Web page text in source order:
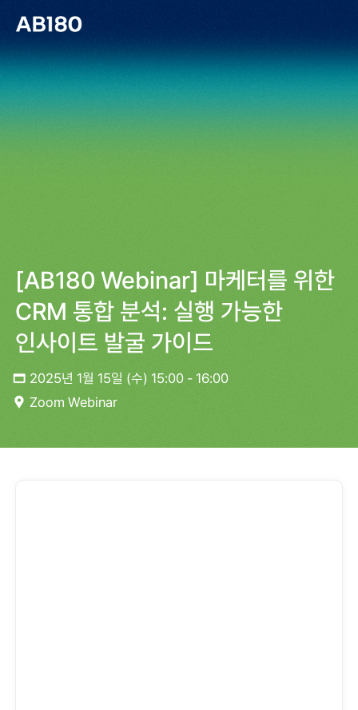
[AB180 Webinar] 마케터를 위한
CRM 통합 분석: 실행 가능한
인사이트 발굴 가이드
2025년 1월 15일 (수) 15:00 - 16:00
Zoom Webinar